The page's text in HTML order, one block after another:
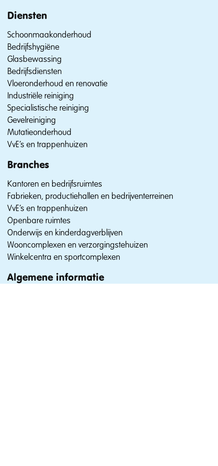
Diensten
Schoonmaakonderhoud
Bedrijfshygiëne
Glasbewassing
Bedrijfsdiensten
Vloeronderhoud en renovatie
Industriële reiniging
Specialistische reiniging
Gevelreiniging
Mutatieonderhoud
VvE’s en trappenhuizen
Branches
Kantoren en bedrijfsruimtes
Fabrieken, productiehallen en bedrijventerreinen
VvE’s en trappenhuizen
Openbare ruimtes
Onderwijs en kinderdagverblijven
Wooncomplexen en verzorgingstehuizen
Winkelcentra en sportcomplexen
Algemene informatie